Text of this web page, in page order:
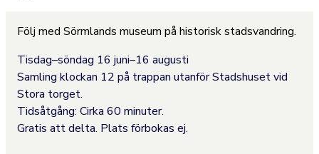
Följ med Sörmlands museum på historisk stadsvandring.
Tisdag–söndag 16 juni–16 augusti
Samling klockan 12 på trappan utanför Stadshuset vid
Stora torget.
Tidsåtgång: Cirka 60 minuter.
Gratis att delta. Plats förbokas ej.